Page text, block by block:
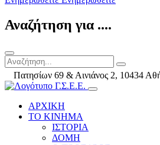
Αναζήτηση για ....
Πατησίων 69 & Αινιάνος 2, 10434
ΑΡΧΙΚΗ
ΤΟ ΚΙΝΗΜΑ
ΙΣΤΟΡΙΑ
ΔΟΜΗ